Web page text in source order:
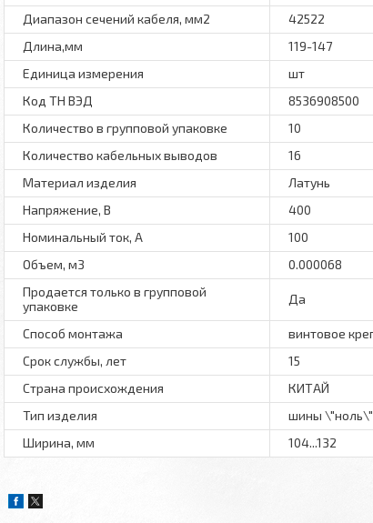
Диапазон сечений кабеля, мм2
42522
Длина,мм
119-147
Единица измерения
шт
Код ТН ВЭД
8536908500
Количество в групповой упаковке
10
Количество кабельных выводов
16
Материал изделия
Латунь
Напряжение, В
400
Номинальный ток, А
100
Объем, м3
0.000068
Продается только в групповой
упаковке
Да
Способ монтажа
винтовое
Срок службы, лет
15
Страна происхождения
КИТАЙ
Тип изделия
шины
Ширина, мм
104...132